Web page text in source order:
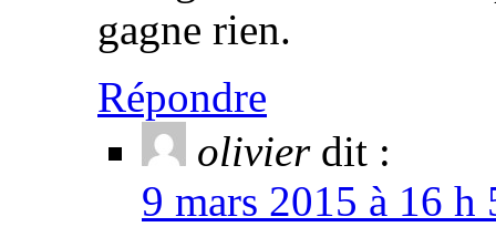
gagne rien.
Répondre
olivier dit :
9 mars 2015 à 16